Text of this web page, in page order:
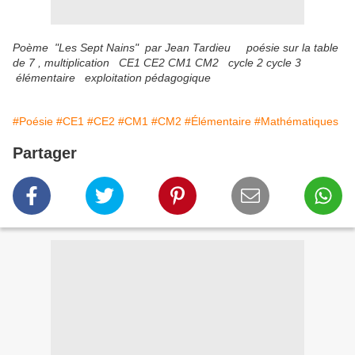
Poème "Les Sept Nains" par Jean Tardieu poésie sur la table
de 7 , multiplication CE1 CE2 CM1 CM2 cycle 2 cycle 3
élémentaire exploitation pédagogique
#Poésie #CE1 #CE2 #CM1 #CM2 #Élémentaire #Mathématiques
Partager